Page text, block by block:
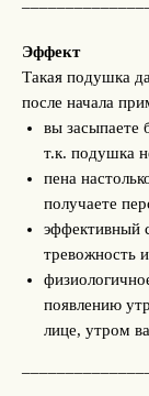
Эффект
Такая подушка
после начала
вы засыпаете
т.к. подушка
пена
получаете
эффективный
тревожность
появлению
лице, утром